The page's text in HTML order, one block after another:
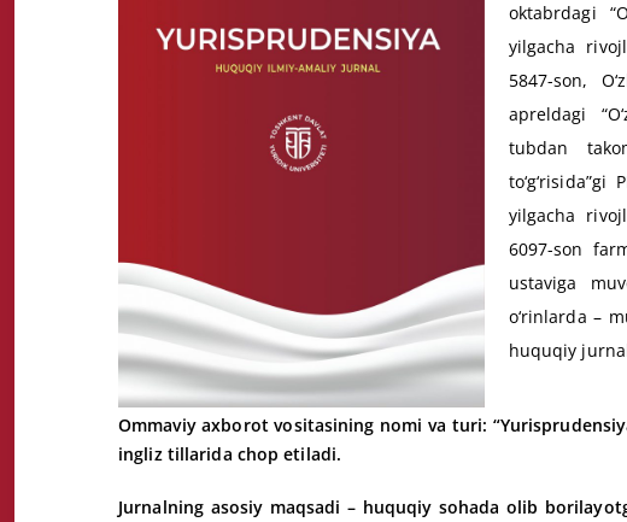
oktabrdagi
yilgacha
5847-son,
apreldagi
tubdan
yilgacha
6097-son
ustaviga
о‘rinlarda –
huquqiy
Ommaviy axborot vositasining nomi va turi:
ingliz tillarida chop etiladi.
Jurnalning asosiy maqsadi – huquqiy sohada olib